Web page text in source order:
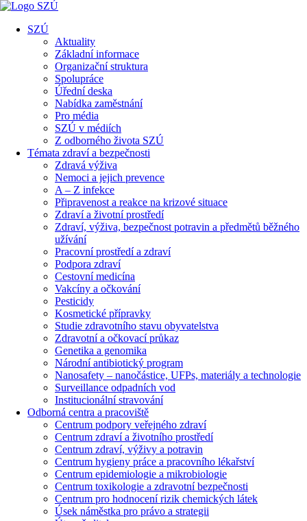
SZÚ
Aktuality
Základní informace
Organizační struktura
Spolupráce
Úřední deska
Nabídka zaměstnání
Pro média
SZÚ v médiích
Z odborného života SZÚ
Témata zdraví a bezpečnosti
Zdravá výživa
Nemoci a jejich prevence
A – Z infekce
Připravenost a reakce na krizové situace
Zdraví a životní prostředí
Zdraví, výživa, bezpečnost potravin a předmětů běžného
užívání
Pracovní prostředí a zdraví
Podpora zdraví
Cestovní medicína
Vakcíny a očkování
Pesticidy
Kosmetické přípravky
Studie zdravotního stavu obyvatelstva
Zdravotní a očkovací průkaz
Genetika a genomika
Národní antibiotický program
Nanosafety – nanočástice, UFPs, materiály a technologie
Surveillance odpadních vod
Institucionální stravování
Odborná centra a pracoviště
Centrum podpory veřejného zdraví
Centrum zdraví a životního prostředí
Centrum zdraví, výživy a potravin
Centrum hygieny práce a pracovního lékařství
Centrum epidemiologie a mikrobiologie
Centrum toxikologie a zdravotní bezpečnosti
Centrum pro hodnocení rizik chemických látek
Úsek náměstka pro právo a strategii